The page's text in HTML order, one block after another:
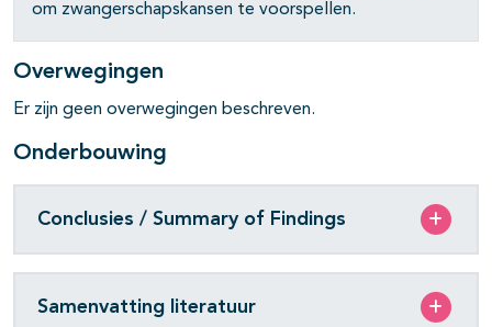
open- en dichtklappen
open- en dichtklappen
open- en dichtklappen
open- en dichtklappen
om zwangerschapskansen te voorspellen.
Overwegingen
Er zijn geen overwegingen beschreven.
Onderbouwing
Conclusies / Summary of Findings
Samenvatting literatuur